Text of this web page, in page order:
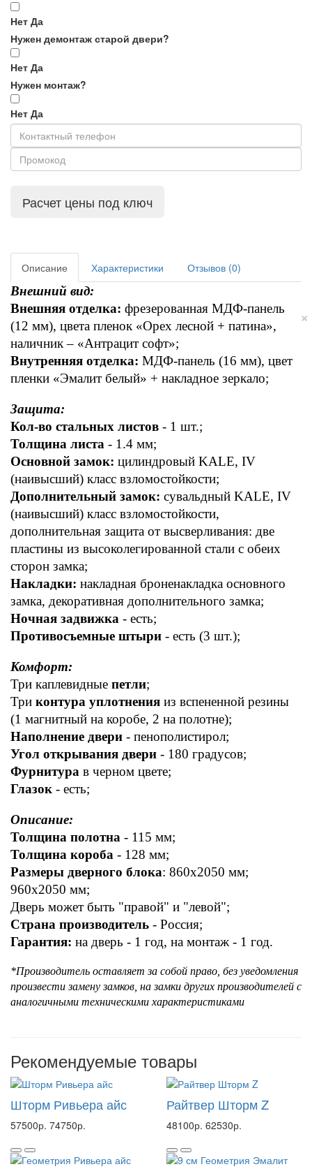
Нет Да
Нужен демонтаж старой двери?
Нет Да
Нужен монтаж?
Нет Да
Расчет цены под ключ
Описание Характеристики Отзывов (0)
Внешний вид:
Внешняя отделка: фрезерованная МДФ-панель
(12 мм), цвета пленок «Орех лесной + патина»,
наличник – «Антрацит софт»;
Внутренняя отделка: МДФ-панель (16 мм), цвет
пленки «Эмалит белый» + накладное зеркало;
Защита:
Кол-во стальных листов - 1 шт.;
Толщина листа - 1.4 мм;
Основной замок: цилиндровый KALE, IV
(наивысший) класс взломостойкости;
Дополнительный замок: сувальдный KALE, IV
(наивысший) класс взломостойкости,
дополнительная защита от высверливания: две
пластины из высоколегированной стали с обеих
сторон замка;
Накладки: накладная броненакладка основного
замка, декоративная дополнительного замка;
Ночная задвижка - есть;
Противосъемные штыри - есть (3 шт.);
Комфорт:
Три каплевидные петли;
Три контура уплотнения из вспененной резины
(1 магнитный на коробе, 2 на полотне);
Наполнение двери - пенополистирол;
Угол открывания двери - 180 градусов;
Фурнитура в черном цвете;
Глазок - есть;
Описание:
Толщина полотна - 115 мм;
Толщина короба - 128 мм;
Размеры дверного блока: 860x2050 мм;
960x2050 мм;
Дверь может быть "правой" и "левой";
Страна производитель - Россия;
Гарантия: на дверь - 1 год, на монтаж - 1 год.
*Производитель оставляет за собой право, без уведомления
произвести замену замков, на замки других производителей с
аналогичными техническими характеристиками
Рекомендуемые товары
Шторм Ривьера айс
57500р. 74750р.
Райтвер Шторм Z
48100р. 62530р.
×